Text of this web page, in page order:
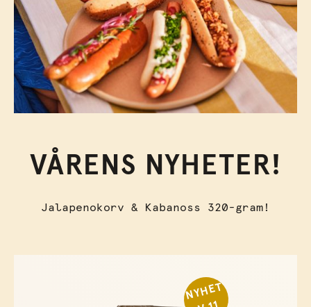
VÅRENS NYHETER!
Jalapenokorv & Kabanoss 320-gram!
N
Y
H
E
T